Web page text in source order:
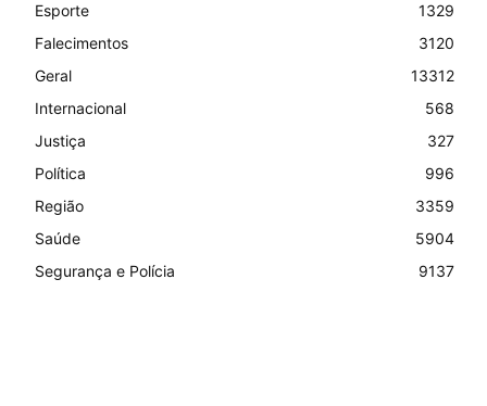
Esporte
1329
Falecimentos
3120
Geral
13312
Internacional
568
Justiça
327
Política
996
Região
3359
Saúde
5904
Segurança e Polícia
9137